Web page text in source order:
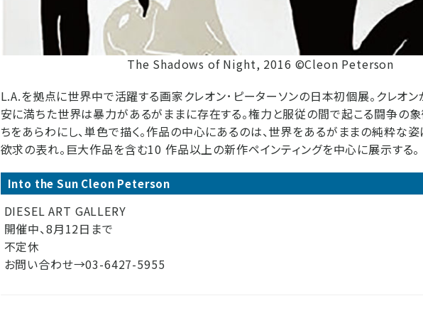
The Shadows of Night, 2016 ©Cleon Peterson
L.A.を拠点に世界中で活躍する画家クレオン･ピーターソンの日本初個展。クレオ
安に満ちた世界は暴力があるがままに存在する。権力と服従の間で起こる闘争の象
ちをあらわにし、単色で描く。作品の中心にあるのは、世界をあるがままの純粋な
欲求の表れ。巨大作品を含む10 作品以上の新作ペインティングを中心に展示する。
Into the Sun Cleon Peterson
DIESEL ART GALLERY
開催中、8月12日まで
不定休
お問い合わせ→03-6427-5955